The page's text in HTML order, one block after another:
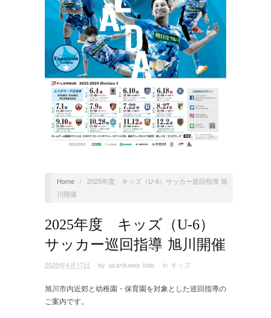
Home / 2025年度 キッズ（U-6）サッカー巡回指導 旭
川開催
2025年度 キッズ（U-6）
サッカー巡回指導 旭川開催
2025年4月17日 · by asahikawa kids · in キッズ
旭川市内近郊と幼稚園・保育園を対象とした巡回指導の
ご案内です。